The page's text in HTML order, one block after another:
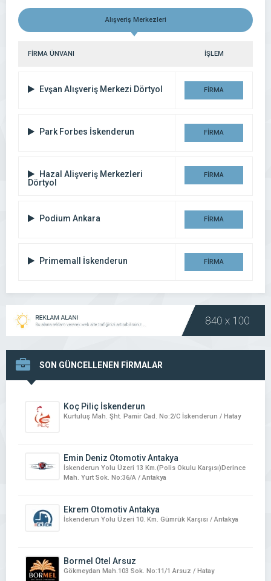
Alışveriş Merkezleri
FİRMA ÜNVANI İŞLEM
Evşan Alışveriş Merkezi Dörtyol FİRMA
Park Forbes İskenderun FİRMA
Hazal Alişveriş Merkezleri
Dörtyol
FİRMA
Podium Ankara FİRMA
Primemall İskenderun FİRMA
SON GÜNCELLENEN FİRMALAR
Koç Piliç İskenderun
Kurtuluş Mah. Şht. Pamir Cad. No:2/C İskenderun / Hatay
Emin Deniz Otomotiv Antakya
İskenderun Yolu Üzeri 13 Km.(Polis Okulu Karşısı)Derince
Mah. Yurt Sok. No:36/A / Antakya
Ekrem Otomotiv Antakya
İskenderun Yolu Üzeri 10. Km. Gümrük Karşısı / Antakya
Bormel Otel Arsuz
Gökmeydan Mah.103 Sok. No:11/1 Arsuz / Hatay